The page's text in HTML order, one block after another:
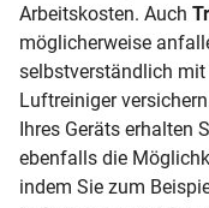
Arbeitskosten. Auch
möglicherweise
selbstverständlich mit
Luftreiniger
Ihres Geräts erhalten
ebenfalls die
indem Sie zum